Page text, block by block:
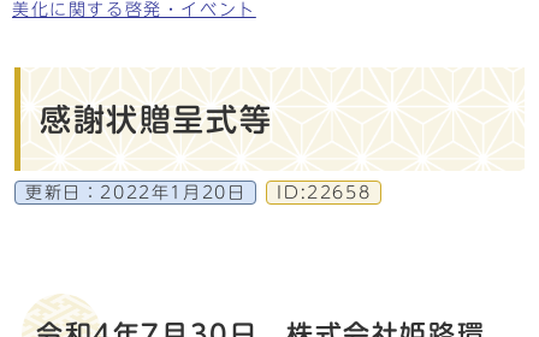
美化に関する啓発・イベント
感謝状贈呈式等
更新日： 2022年1月20日 ID:22658